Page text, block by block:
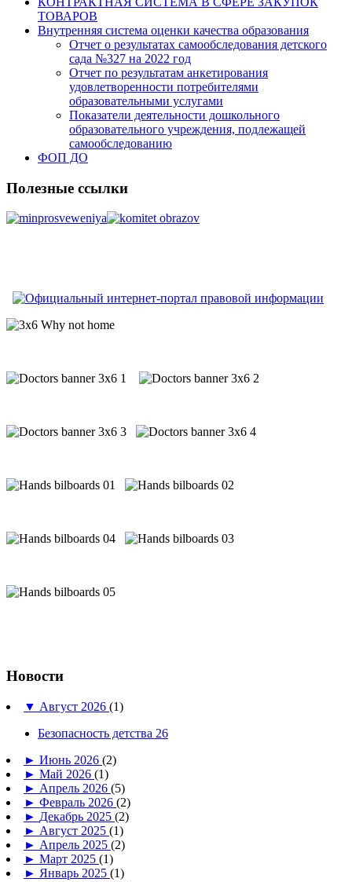
ТОВАРОВ
Внутренняя система оценки качества образования
Отчет о результатах самообследования детского
сада №327 на 2022 год
Отчет по результатам анкетирования
удовлетворенности потребителями
образовательными услугами
Показатели деятельности дошкольного
образовательного учреждения, подлежащей
самообследованию
ФОП ДО
Полезные ссылки
Новости
▼ Август 2026 (1)
Безопасность детства 26
► Июнь 2026 (2)
► Май 2026 (1)
► Апрель 2026 (5)
► Февраль 2026 (2)
► Декабрь 2025 (2)
► Август 2025 (1)
► Апрель 2025 (2)
► Март 2025 (1)
► Январь 2025 (1)